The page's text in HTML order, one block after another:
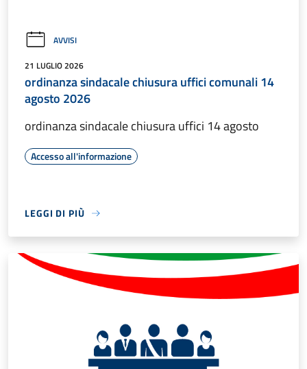
AVVISI
21 LUGLIO 2026
ordinanza sindacale chiusura uffici comunali 14
agosto 2026
ordinanza sindacale chiusura uffici 14 agosto
Accesso all'informazione
LEGGI DI PIÙ